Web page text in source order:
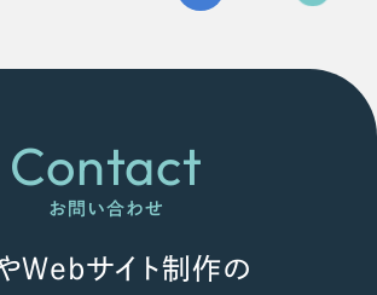
Contact
お問い合わせ
Webサイト制作の